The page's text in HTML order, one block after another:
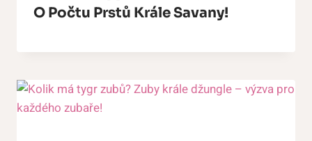
O Počtu Prstů Krále Savany!